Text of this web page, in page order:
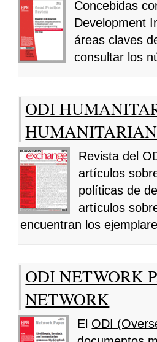
Concebidas
Development
áreas claves
consultar los
ODI
Revista del
artículos
políticas de
artículos
encuentran los
ODI NETWORK
NETWORK
El ODI